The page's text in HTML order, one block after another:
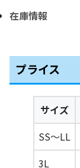
在庫情報
プライス
サイズ
SS〜LL
3L